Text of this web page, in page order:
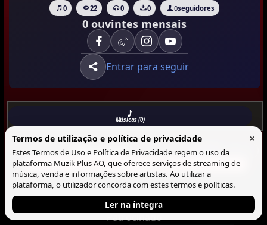
0 22 0 0 0seguidores
0 ouvintes mensais
Entrar para seguir
Músicas (0)
Musicas Lista
Blocos
Não há Musica neste perfil.
Patrocinado
Termos de utilização e política de privacidade ×
Estes Termos de Uso e Política de Privacidade regem o uso da
plataforma Muzik Plus AO, que oferece serviços de streaming de
música, venda e informações sobre artistas. Ao utilizar a
plataforma, o utilizador concorda com estes termos e políticas.
Ler na íntegra